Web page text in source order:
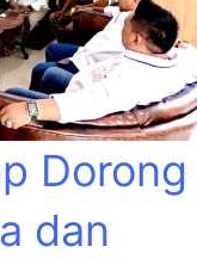
Dorong
dan